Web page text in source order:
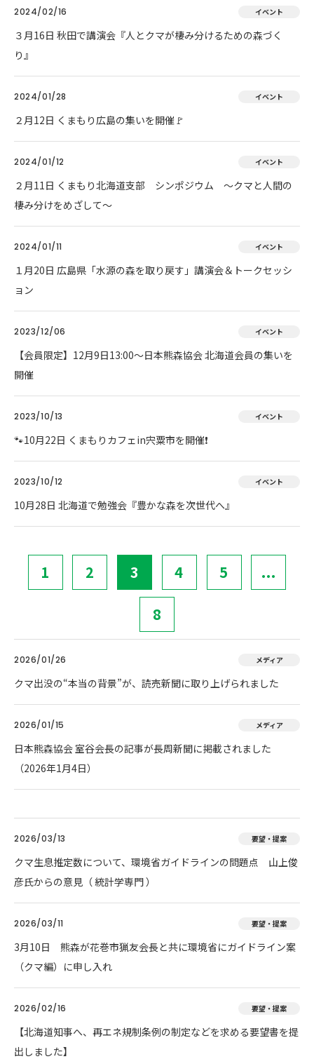
2024/02/16 イベント
３月16日 秋田で講演会『人とクマが棲み分けるための森づく
り』
2024/01/28 イベント
２月12日 くまもり広島の集いを開催🚩
2024/01/12 イベント
２月11日 くまもり北海道支部 シンポジウム ～クマと人間の
棲み分けをめざして～
2024/01/11 イベント
１月20日 広島県「水源の森を取り戻す」講演会＆トークセッシ
ョン
2023/12/06 イベント
【会員限定】12月9日13:00～日本熊森協会 北海道会員の集いを
開催
2023/10/13 イベント
🐾10月22日 くまもりカフェin宍粟市を開催❗
2023/10/12 イベント
10月28日 北海道で勉強会『豊かな森を次世代へ』
1 2 3 4 5 ...
8
2026/01/26 メディア
クマ出没の“本当の背景”が、読売新聞に取り上げられました
2026/01/15 メディア
日本熊森協会 室谷会長の記事が長周新聞に掲載されました
（2026年1月4日）
2026/03/13 要望・提案
クマ生息推定数について、環境省ガイドラインの問題点 山上俊
彦氏からの意見（ 統計学専門 ）
2026/03/11 要望・提案
3月10日 熊森が花巻市猟友会長と共に環境省にガイドライン案
（クマ編）に申し入れ
2026/02/16 要望・提案
【北海道知事へ、再エネ規制条例の制定などを求める要望書を提
出しました】